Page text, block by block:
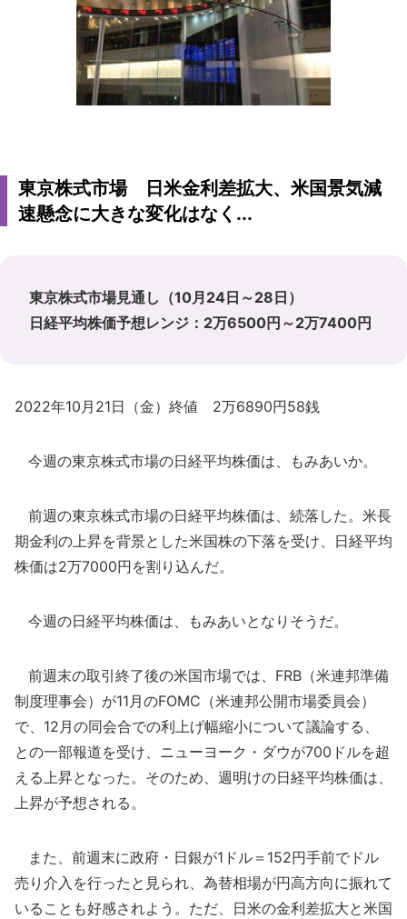
東京株式市場 日米金利差拡大、米国景気減
速懸念に大きな変化はなく...
東京株式市場見通し（10月24日～28日）
日経平均株価予想レンジ：2万6500円～2万7400円
2022年10月21日（金）終値 2万6890円58銭
今週の東京株式市場の日経平均株価は、もみあいか。
前週の東京株式市場の日経平均株価は、続落した。米長
期金利の上昇を背景とした米国株の下落を受け、日経平均
株価は2万7000円を割り込んだ。
今週の日経平均株価は、もみあいとなりそうだ。
前週末の取引終了後の米国市場では、FRB（米連邦準備
制度理事会）が11月のFOMC（米連邦公開市場委員会）
で、12月の同会合での利上げ幅縮小について議論する、
との一部報道を受け、ニューヨーク・ダウが700ドルを超
える上昇となった。そのため、週明けの日経平均株価は、
上昇が予想される。
また、前週末に政府・日銀が1ドル＝152円手前でドル
売り介入を行ったと見られ、為替相場が円高方向に振れて
いることも好感されよう。ただ、日米の金利差拡大と米国